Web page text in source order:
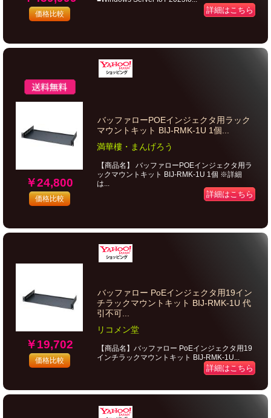
価格比較 詳細はこちら
￥24,800
価格比較
バッファローPOEインジェクタ用ラック
マウントキット BIJ-RMK-1U 1個...
満華樓・まんげろう
【商品名】 バッファローPOEインジェクタ用ラ
ックマウントキット BIJ-RMK-1U 1個 ※詳細
は...
詳細はこちら
￥19,702
価格比較
バッファロー PoEインジェクタ用19イン
チラックマウントキット BIJ-RMK-1U 代
引不可...
リコメン堂
【商品名】バッファロー PoEインジェクタ用19
インチラックマウントキット BIJ-RMK-1U...
詳細はこちら